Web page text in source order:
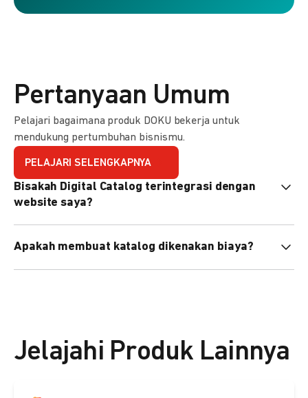
Pertanyaan Umum
Pelajari bagaimana produk DOKU bekerja untuk
mendukung pertumbuhan bisnismu.
PELAJARI SELENGKAPNYA
Bisakah Digital Catalog terintegrasi dengan
website saya?
atau menyematkan QR code di website Anda.
Apakah membuat katalog dikenakan biaya?
Jelajahi Produk Lainnya